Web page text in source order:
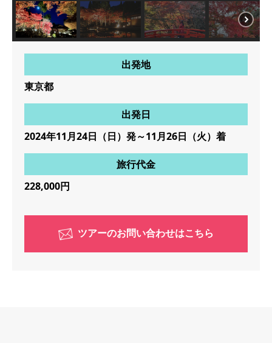
出発地
東京都
出発日
2024年11月24日（日）発～11月26日（火）着
旅行代金
228,000円
ツアーのお問い合わせはこちら